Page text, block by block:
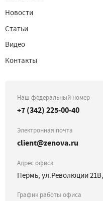
Новости
Статьи
Видео
Контакты
Наш федеральный номер
+7 (342) 225-00-40
Электронная почта
client@zenova.ru
Адрес офиса
Пермь, ул.Революции
График работы офиса